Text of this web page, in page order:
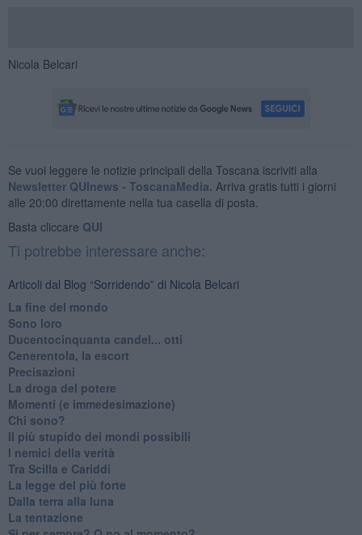
Nicola Belcari
Se vuoi leggere le notizie principali della Toscana iscriviti alla
Newsletter QUInews - ToscanaMedia. Arriva gratis tutti i giorni
alle 20:00 direttamente nella tua casella di posta.
Basta cliccare QUI
Ti potrebbe interessare anche:
Articoli dal Blog “Sorridendo” di Nicola Belcari
La fine del mondo
Sono loro
Ducentocinquanta candel... otti
Cenerentola, la escort
Precisazioni
La droga del potere
Momenti (e immedesimazione)
Chi sono?
Il più stupido dei mondi possibili
I nemici della verità
Tra Scilla e Cariddi
La legge del più forte
Dalla terra alla luna
La tentazione